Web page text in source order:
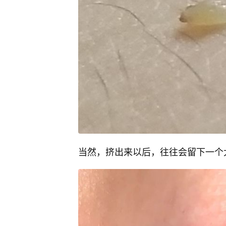
当然，挤出来以后，往往会留下一